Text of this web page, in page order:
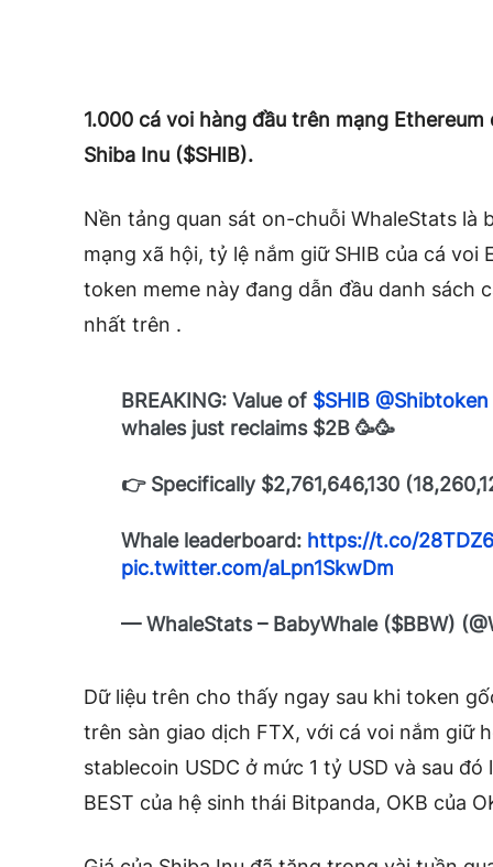
1.000 cá voi hàng đầu trên mạng
Shiba Inu ($SHIB).
Nền tảng quan sát on-chuỗi WhaleStats là
mạng xã hội, tỷ lệ nắm giữ SHIB của cá
token meme này đang dẫn đầu danh sách
nhất trên .
BREAKING: Value of $SHIB @Shibtoken
whales just reclaims $2B 🥳🥳
👉 Specifically $2,761,646,130
Whale leaderboard: https://t.co/
pic.twitter.com/aLpn1SkwDm
— WhaleStats – BabyWhale ($BBW)
Dữ liệu trên cho thấy ngay sau khi token
trên sàn giao dịch FTX, với cá voi nắm giữ
stablecoin USDC ở mức 1 tỷ USD và sau
BEST của hệ sinh thái Bitpanda, OKB của